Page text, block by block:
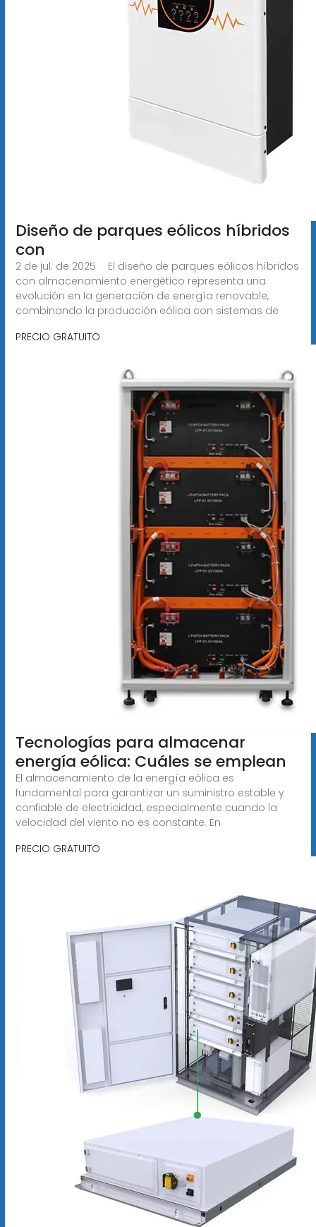
Diseño de parques eólicos híbridos
con
2 de jul. de 2025 · El diseño de parques eólicos híbridos
con almacenamiento energético representa una
evolución en la generación de energía renovable,
combinando la producción eólica con sistemas de
PRECIO GRATUITO
Tecnologías para almacenar
energía eólica: Cuáles se emplean
El almacenamiento de la energía eólica es
fundamental para garantizar un suministro estable y
confiable de electricidad, especialmente cuando la
velocidad del viento no es constante. En
PRECIO GRATUITO